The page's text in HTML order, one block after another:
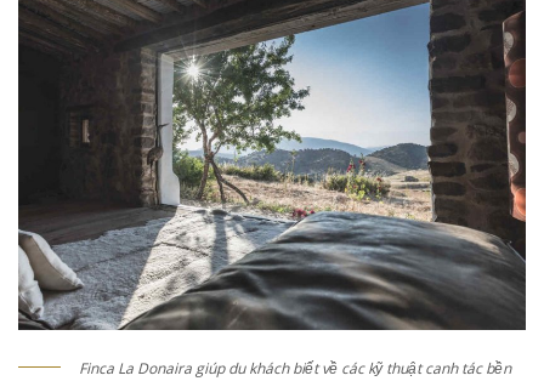
Finca La Donaira giúp du khách biết về các kỹ thuật canh tác bền